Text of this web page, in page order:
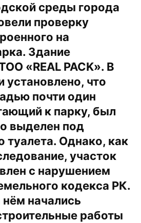
среды города
проверку
на
Здание
«REAL PACK». В
установлено, что
почти один
к парку, был
выделен под
туалета. Однако, как
участок
с нарушением
кодекса РК.
нём начались
работы